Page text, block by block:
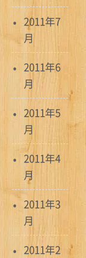
2011年7
月
2011年6
月
2011年5
月
2011年4
月
2011年3
月
2011年2